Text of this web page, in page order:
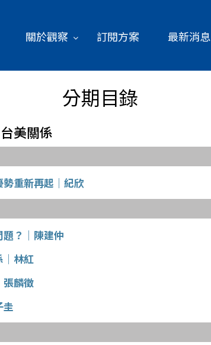
關於觀察 訂閱方案 最新消息
分期目錄
美關係
重新再起｜紀欣
？｜陳建仲
｜林紅
張麟徵
圭